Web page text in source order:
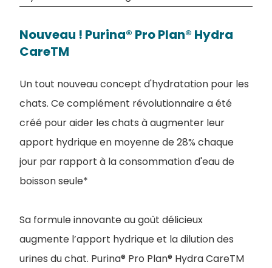
Nouveau ! Purina® Pro Plan® Hydra
CareTM
Un tout nouveau concept d'hydratation pour les
chats. Ce complément révolutionnaire a été
créé pour aider les chats à augmenter leur
apport hydrique en moyenne de 28% chaque
jour par rapport à la consommation d'eau de
boisson seule*
Sa formule innovante au goût délicieux
augmente l’apport hydrique et la dilution des
urines du chat. Purina® Pro Plan® Hydra CareTM